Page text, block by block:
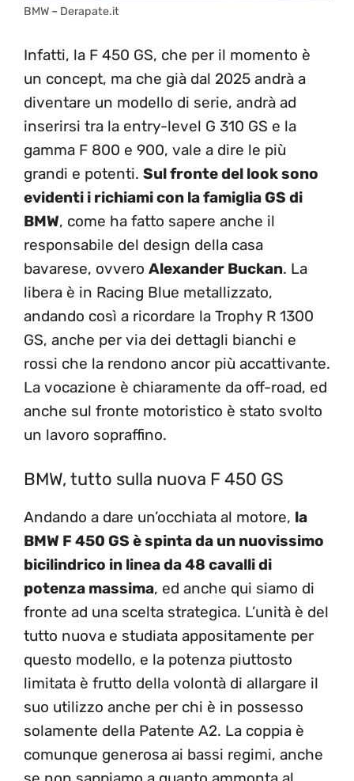
BMW – Derapate.it
Infatti, la F 450 GS, che per il momento è
un concept, ma che già dal 2025 andrà a
diventare un modello di serie, andrà ad
inserirsi tra la entry-level G 310 GS e la
gamma F 800 e 900, vale a dire le più
grandi e potenti. Sul fronte del look sono
evidenti i richiami con la famiglia GS di
BMW, come ha fatto sapere anche il
responsabile del design della casa
bavarese, ovvero Alexander Buckan. La
libera è in Racing Blue metallizzato,
andando così a ricordare la Trophy R 1300
GS, anche per via dei dettagli bianchi e
rossi che la rendono ancor più accattivante.
La vocazione è chiaramente da off-road, ed
anche sul fronte motoristico è stato svolto
un lavoro sopraffino.
BMW, tutto sulla nuova F 450 GS
Andando a dare un’occhiata al motore, la
BMW F 450 GS è spinta da un nuovissimo
bicilindrico in linea da 48 cavalli di
potenza massima, ed anche qui siamo di
fronte ad una scelta strategica. L’unità è del
tutto nuova e studiata appositamente per
questo modello, e la potenza piuttosto
limitata è frutto della volontà di allargare il
suo utilizzo anche per chi è in possesso
solamente della Patente A2. La coppia è
comunque generosa ai bassi regimi, anche